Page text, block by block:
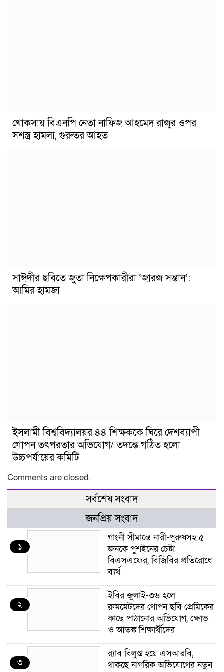
খোকসায় বিএনপি নেতা নাফিজ আহমেদ রাজুর ওপর
সশস্ত্র হামলা, গুরুতর আহত
সাঈদীর ছবিতে জুতা নিক্ষেপকারীরা ‘জারজ সন্তান’:
আমির হামজা
ইসলামী বিশ্ববিদ্যালয়র ৪৪ শিক্ষককে ঘিরে দেশব্যাপী
গোপন তৎপরতার অভিযোগ/ তদন্তে গঠিত হলো
উচ্চপর্যায়ের কমিটি
Comments are closed.
সর্বশেষ সংবাদ
জনপ্রিয় সংবাদ
১
গাংনী সীমান্তে নারী-পুরুষসহ ৫
জনকে পুশইনের চেষ্টা
বিএসএফের, বিজিবির প্রতিরোধে
ব্যর্থ
২
ইবির জুলাই-৩৬ হলে
রুমমেটদের গোপন ছবি প্রেমিকের
কাছে পাঠানোর অভিযোগ, ক্ষোভ
ও আতঙ্ক শিক্ষার্থীদের
৩
র‍্যাব বিলুপ্ত হয়ে এসআরবি,
থাকছে নাগরিক অভিযোগের নতুন